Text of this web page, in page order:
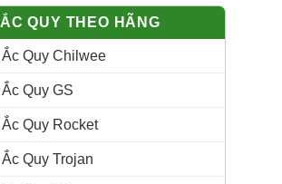
ẮC QUY THEO HÃNG
Ắc Quy Chilwee
Ắc Quy GS
Ắc Quy Rocket
Ắc Quy Trojan